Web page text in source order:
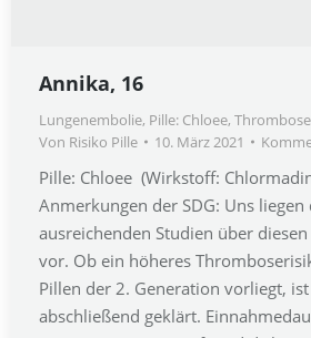
Annika, 16
Lungenembolie, Pille: Chloee, Thrombose
Von Risiko Pille 10. März 2021
Pille: Chloee (Wirkstoff:
Anmerkungen der SDG: Uns
ausreichenden Studien über
vor. Ob ein höheres
Pillen der 2. Generation vorliegt,
abschließend geklärt.